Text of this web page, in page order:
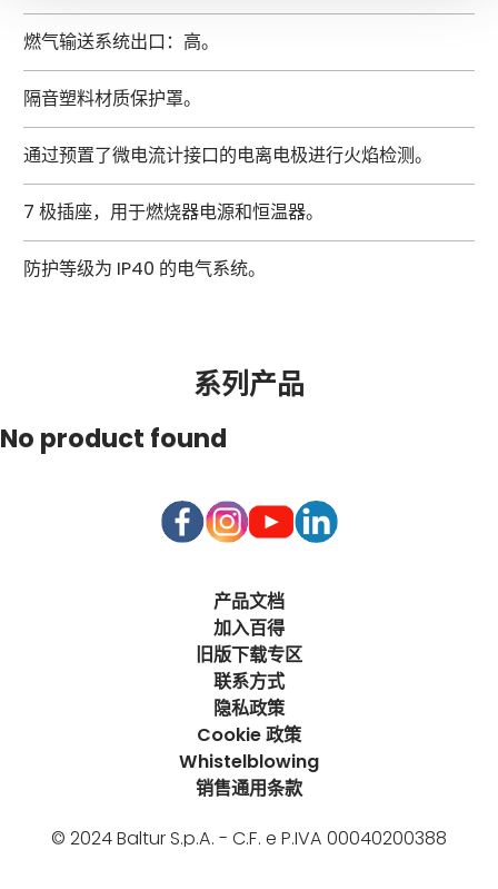
燃气输送系统出口：高。
隔音塑料材质保护罩。
通过预置了微电流计接口的电离电极进行火焰检测。
7 极插座，用于燃烧器电源和恒温器。
防护等级为 IP40 的电气系统。
系列产品
No product found
产品文档
加入百得
旧版下载专区
联系方式
隐私政策
Cookie 政策
Whistelblowing
销售通用条款
© 2024 Baltur S.p.A. - C.F. e P.IVA 00040200388